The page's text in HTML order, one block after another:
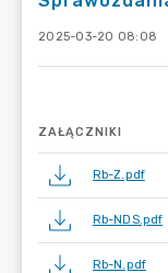
2025-03-20 08:08
ZAŁĄCZNIKI
Rb-Z.pdf
Rb-NDS.pdf
Rb-N.pdf